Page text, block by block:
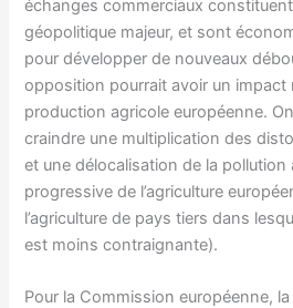
échanges commerciaux
géopolitique majeur, et sont
pour développer de nouveaux
opposition pourrait avoir un impact
production agricole européenne.
craindre une multiplication des
et une délocalisation de la
progressive de l’agriculture
l’agriculture de pays tiers dans
est moins contraignante).
Pour la Commission européenne,